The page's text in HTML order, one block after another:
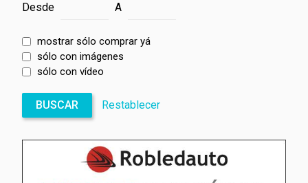
Desde A
mostrar sólo comprar yá
sólo con imágenes
sólo con vídeo
BUSCAR Restablecer